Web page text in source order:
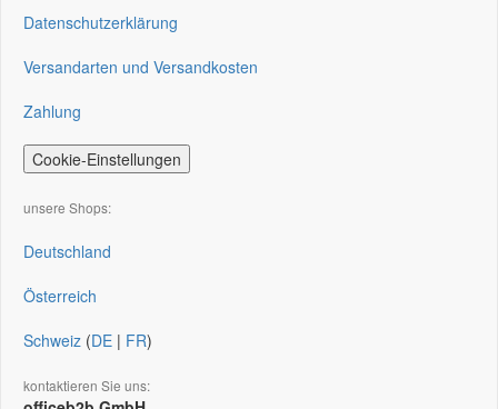
Datenschutzerklärung
Versandarten und Versandkosten
Zahlung
Cookie-Einstellungen
unsere Shops:
Deutschland
Österreich
Schweiz (DE | FR)
kontaktieren Sie uns: